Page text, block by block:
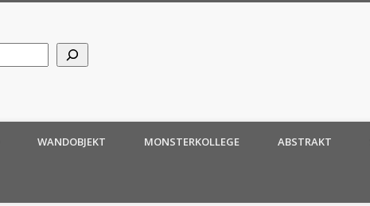
WANDOBJEKT MONSTERKOLLEGE ABSTRAKT